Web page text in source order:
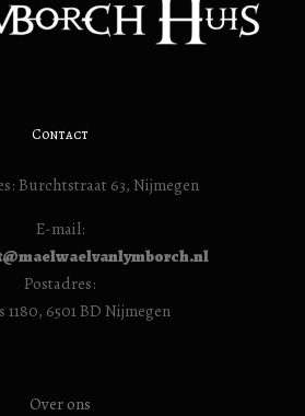
Contact
Burchtstraat 63, Nijmegen
E-mail:
Postadres:
1180, 6501 BD Nijmegen
Over ons